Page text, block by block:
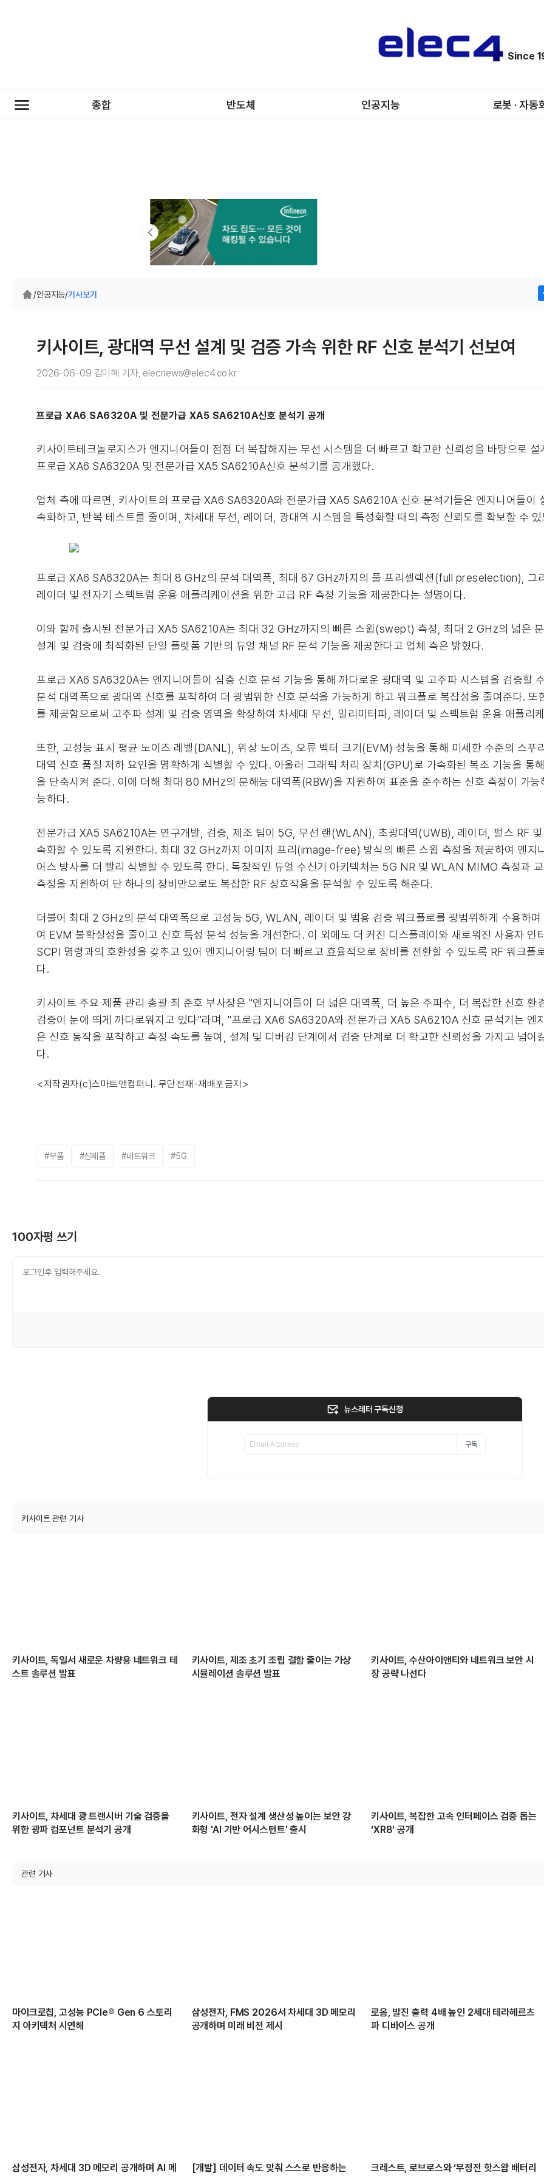
Since
종합 반도체 인공지능 로봇 · 자동
/인공지능/기사보기
키사이트, 광대역 무선 설계 및 검증 가속 위한 RF 신호 분석기 선보여
2026-06-09 김미혜 기자, elecnews@elec4.co.kr
프로급 XA6 SA6320A 및 전문가급 XA5 SA6210A신호 분석기 공개
키사이트테크놀로지스가 엔지니어들이 점점 더 복잡해지는 무선 시스템을 더 빠르고 확고한 신뢰성을 바탕으로
프로급 XA6 SA6320A 및 전문가급 XA5 SA6210A신호 분석기를 공개했다.
업체 측에 따르면, 키사이트의 프로급 XA6 SA6320A와 전문가급 XA5 SA6210A 신호 분석기들은 엔지니어들이
속화하고, 반복 테스트를 줄이며, 차세대 무선, 레이더, 광대역 시스템을 특성화할 때의 측정 신뢰도를 확보할 수
프로급 XA6 SA6320A는 최대 8 GHz의 분석 대역폭, 최대 67 GHz까지의 풀 프리셀렉션(full preselection), 그
레이더 및 전자기 스펙트럼 운용 애플리케이션을 위한 고급 RF 측정 기능을 제공한다는 설명이다.
이와 함께 출시된 전문가급 XA5 SA6210A는 최대 32 GHz까지의 빠른 스윕(swept) 측정, 최대 2 GHz의 넓은
설계 및 검증에 최적화된 단일 플랫폼 기반의 듀얼 채널 RF 분석 기능을 제공한다고 업체 측은 밝혔다.
프로급 XA6 SA6320A는 엔지니어들이 심층 신호 분석 기능을 통해 까다로운 광대역 및 고주파 시스템을 검증할
분석 대역폭으로 광대역 신호를 포착하여 더 광범위한 신호 분석을 가능하게 하고 워크플로 복잡성을 줄여준다.
를 제공함으로써 고주파 설계 및 검증 영역을 확장하여 차세대 무선, 밀리미터파, 레이더 및 스펙트럼 운용 애플리
또한, 고성능 표시 평균 노이즈 레벨(DANL), 위상 노이즈, 오류 벡터 크기(EVM) 성능을 통해 미세한 수준의 스
대역 신호 품질 저하 요인을 명확하게 식별할 수 있다. 아울러 그래픽 처리 장치(GPU)로 가속화된 복조 기능을 통
을 단축시켜 준다. 이에 더해 최대 80 MHz의 분해능 대역폭(RBW)을 지원하여 표준을 준수하는 신호 측정이 가능
능하다.
전문가급 XA5 SA6210A는 연구개발, 검증, 제조 팀이 5G, 무선 랜(WLAN), 초광대역(UWB), 레이더, 펄스 RF
속화할 수 있도록 지원한다. 최대 32 GHz까지 이미지 프리(image-free) 방식의 빠른 스윕 측정을 제공하여 엔지
어스 방사를 더 빨리 식별할 수 있도록 한다. 독창적인 듀얼 수신기 아키텍처는 5G NR 및 WLAN MIMO 측정과
측정을 지원하여 단 하나의 장비만으로도 복잡한 RF 상호작용을 분석할 수 있도록 해준다.
더불어 최대 2 GHz의 분석 대역폭으로 고성능 5G, WLAN, 레이더 및 범용 검증 워크플로를 광범위하게 수용하
여 EVM 불확실성을 줄이고 신호 특성 분석 성능을 개선한다. 이 외에도 더 커진 디스플레이와 새로워진 사용자 인
SCPI 명령과의 호환성을 갖추고 있어 엔지니어링 팀이 더 빠르고 효율적으로 장비를 전환할 수 있도록 RF 워크플
다.
키사이트 주요 제품 관리 총괄 최 준호 부사장은 "엔지니어들이 더 넓은 대역폭, 더 높은 주파수, 더 복잡한 신호 환
검증이 눈에 띄게 까다로워지고 있다"라며, "프로급 XA6 SA6320A와 전문가급 XA5 SA6210A 신호 분석기는 엔
은 신호 동작을 포착하고 측정 속도를 높여, 설계 및 디버깅 단계에서 검증 단계로 더 확고한 신뢰성을 가지고 넘어
다.
<저작권자(c)스마트앤컴퍼니. 무단전재-재배포금지>
#부품 #신제품 #네트워크 #5G
100자평 쓰기
뉴스레터 구독신청
구독
키사이트 관련 기사
키사이트, 독일서 새로운 차량용 네트워크 테
스트 솔루션 발표
키사이트, 제조 초기 조립 결함 줄이는 가상
시뮬레이션 솔루션 발표
키사이트, 수산아이앤티와 네트워크 보안 시
장 공략 나선다
키사이트, 차세대 광 트랜시버 기술 검증을
위한 광파 컴포넌트 분석기 공개
키사이트, 전자 설계 생산성 높이는 보안 강
화형 'AI 기반 어시스턴트' 출시
키사이트, 복잡한 고속 인터페이스 검증 돕는
‘XR8’ 공개
관련 기사
마이크로칩, 고성능 PCIe® Gen 6 스토리
지 아키텍처 시연해
삼성전자, FMS 2026서 차세대 3D 메모리
공개하며 미래 비전 제시
로옴, 발진 출력 4배 높인 2세대 테라헤르츠
파 디바이스 공개
삼성전자, 차세대 3D 메모리 공개하며 AI 메
[개발] 데이터 속도 맞춰 스스로 반응하는
크레스트, 로브로스와 ‘무정전 핫스왑 배터리